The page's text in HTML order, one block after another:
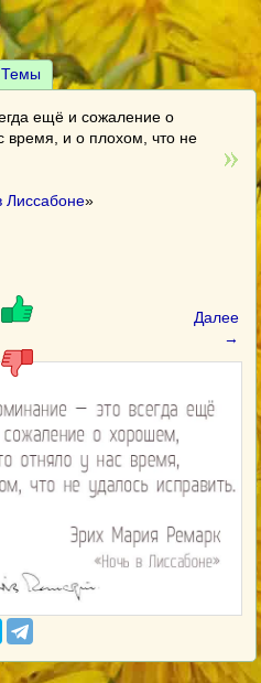
Темы
ещё и сожаление о
время, и о плохом, что не
Лиссабоне»
Далее
→